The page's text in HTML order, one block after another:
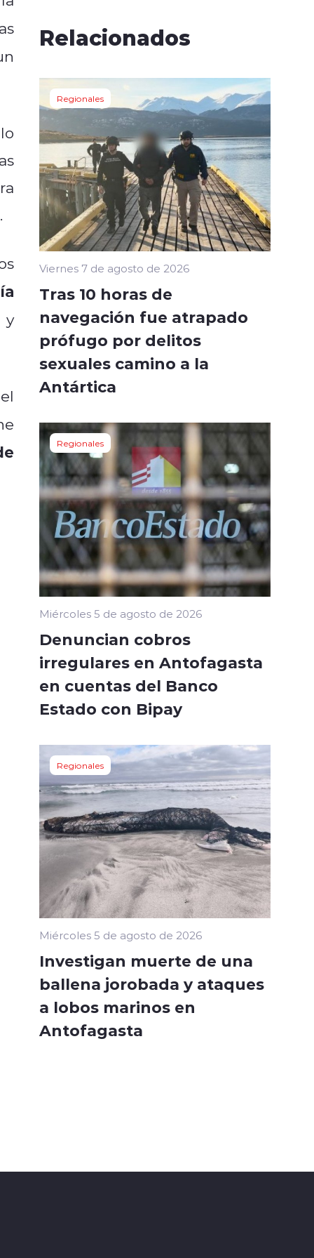
Relacionados
Regionales
Viernes 7 de agosto de 2026
Tras 10 horas de
navegación fue atrapado
prófugo por delitos
sexuales camino a la
Antártica
Regionales
Miércoles 5 de agosto de 2026
Denuncian cobros
irregulares en Antofagasta
en cuentas del Banco
Estado con Bipay
Regionales
Miércoles 5 de agosto de 2026
Investigan muerte de una
ballena jorobada y ataques
a lobos marinos en
Antofagasta